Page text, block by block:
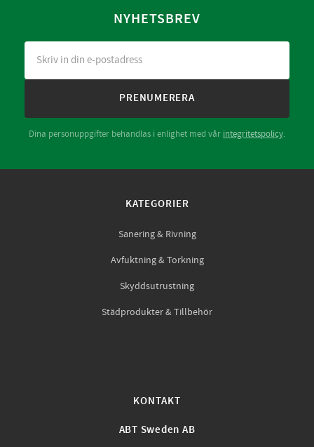
NYHETSBREV
PRENUMERERA
Dina personuppgifter behandlas i enlighet med vår integritetspolicy.
KATEGORIER
Sanering & Rivning
Avfuktning & Torkning
Skyddsutrustning
Städprodukter & Tillbehör
KONTAKT
ABT Sweden AB